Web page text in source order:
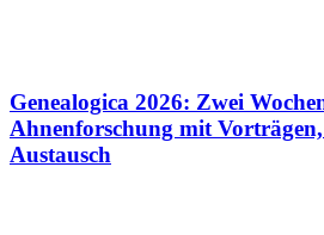
Genealogica 2026: Zwei
Ahnenforschung mit
Austausch